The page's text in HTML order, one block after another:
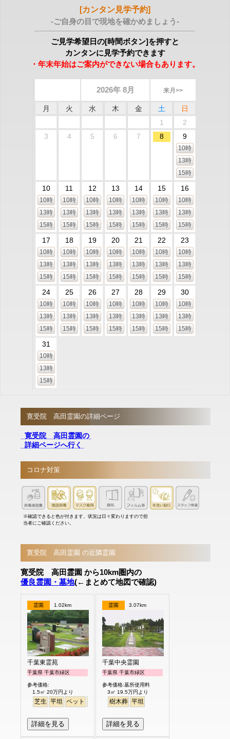
[カンタン見学予約]
-ご自身の目で現地を確かめましょう-
ご見学希望日の[時間ボタン]を押すと
カンタンに見学予約できます
・年末年始はご案内ができない場合もあります。
2026年 8月 来月>>
月 火 水 木 金 土
日
1
2
3
4 5 6 7 8 9
10時
13時
15時
10
10時
13時
15時
11
10時
13時
15時
12
10時
13時
15時
13
10時
13時
15時
14
10時
13時
15時
15
10時
13時
15時
16
10時
13時
15時
17
10時
13時
15時
18
10時
13時
15時
19
10時
13時
15時
20
10時
13時
15時
21
10時
13時
15時
22
10時
13時
15時
23
10時
13時
15時
24
10時
13時
15時
25
10時
13時
15時
26
10時
13時
15時
27
10時
13時
15時
28
10時
13時
15時
29
10時
13時
15時
30
10時
13時
15時
31
10時
13時
15時
寛受院 高田霊園の詳細ページ
寛受院 高田霊園の
詳細ページへ行く
コロナ対策
※確認できると色が付きます。状況は日々変わりますので担
当者にご確認ください。
寛受院 高田霊園 の近隣霊園
寛受院 高田霊園 から10km圏内の
優良霊園・墓地(←まとめて地図で確認)
霊園 1.02km
千葉東霊苑
千葉県 千葉市緑区
参考価格:
1.5㎡ 20万円より
芝生 平坦 ペット バリアフリー
詳細を見る
霊園 3.07km
千葉中央霊園
千葉県 千葉市緑区
参考価格:墓所使用料
3㎡ 19.5万円より
樹木葬 平坦
詳細を見る